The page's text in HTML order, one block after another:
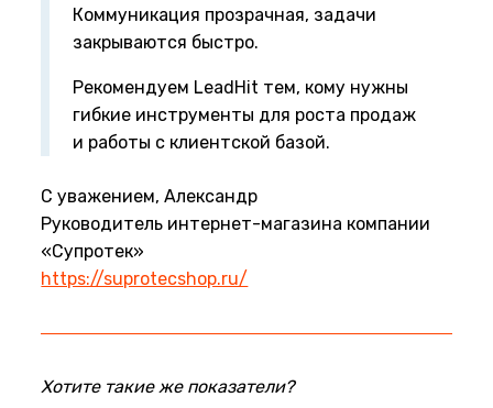
Коммуникация прозрачная, задачи
закрываются быстро.
Рекомендуем LeadHit тем, кому нужны
гибкие инструменты для роста продаж
и работы с клиентской базой.
С уважением, Александр
Руководитель интернет-магазина компании
«Супротек»
https://suprotecshop.ru/
Хотите такие же показатели?